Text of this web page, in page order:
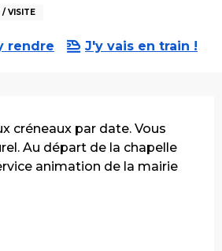
/ VISITE
rendre J'y vais en train !
créneaux par date. Vous
Au départ de la chapelle
animation de la mairie